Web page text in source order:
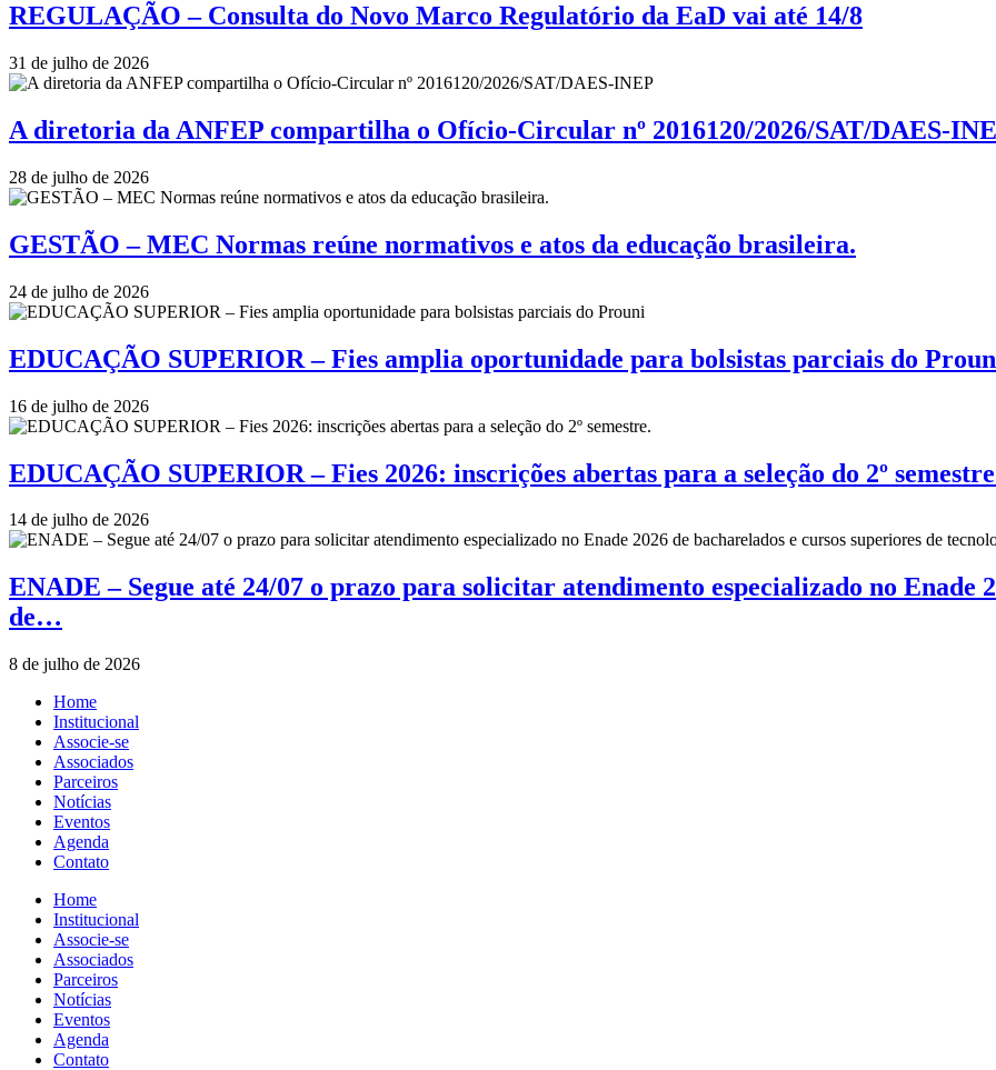
REGULAÇÃO – Consulta do Novo Marco Regulatório da EaD vai até 14/8
31 de julho de 2026
A diretoria da ANFEP compartilha o Ofício-Circular nº 2016120/2026/SAT/DAES-
28 de julho de 2026
GESTÃO – MEC Normas reúne normativos e atos da educação brasileira.
24 de julho de 2026
EDUCAÇÃO SUPERIOR – Fies amplia oportunidade para bolsistas parciais do
16 de julho de 2026
EDUCAÇÃO SUPERIOR – Fies 2026: inscrições abertas para a seleção do 2º
14 de julho de 2026
ENADE – Segue até 24/07 o prazo para solicitar atendimento especializado no Enade
de…
8 de julho de 2026
Home
Institucional
Associe-se
Associados
Parceiros
Notícias
Eventos
Agenda
Contato
Home
Institucional
Associe-se
Associados
Parceiros
Notícias
Eventos
Agenda
Contato